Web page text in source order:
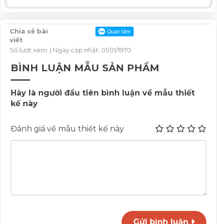
Chia sẻ bài
viết
Số lượt xem: | Ngày cập nhật: 01/01/1970
BÌNH LUẬN MẪU SẢN PHẨM
Hãy là người đầu tiên bình luận về mẫu thiết
kế này
Đánh giá về mẫu thiết kế này
Gửi bình luận